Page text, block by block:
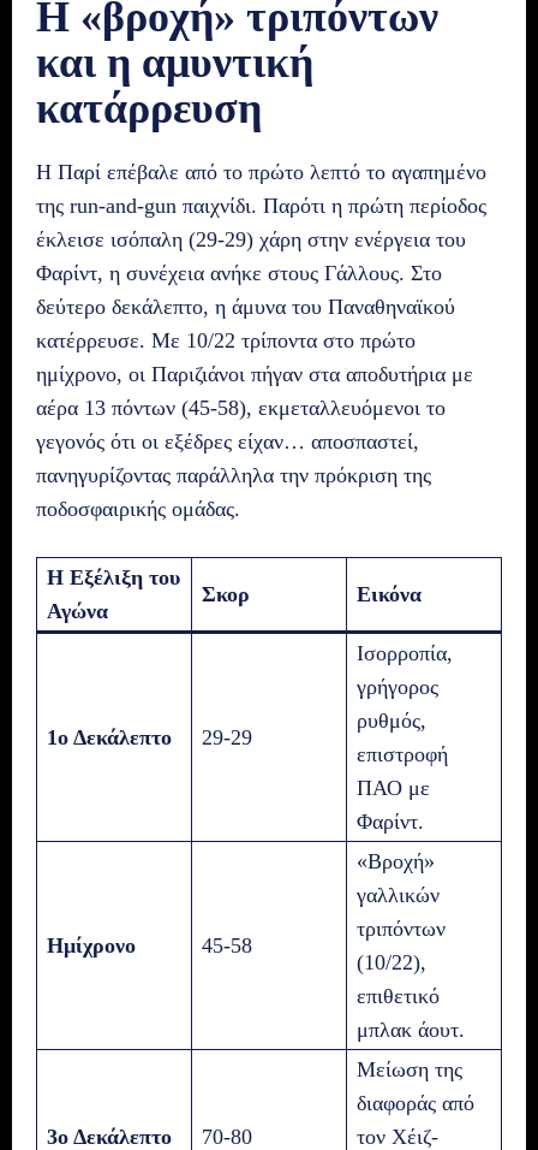
Η «βροχή» τριπόντων
και η αμυντική
κατάρρευση
Η Παρί επέβαλε από το πρώτο λεπτό το αγαπημένο
της run-and-gun παιχνίδι. Παρότι η πρώτη περίοδος
έκλεισε ισόπαλη (29-29) χάρη στην ενέργεια του
Φαρίντ, η συνέχεια ανήκε στους Γάλλους. Στο
δεύτερο δεκάλεπτο, η άμυνα του Παναθηναϊκού
κατέρρευσε. Με 10/22 τρίποντα στο πρώτο
ημίχρονο, οι Παριζιάνοι πήγαν στα αποδυτήρια με
αέρα 13 πόντων (45-58), εκμεταλλευόμενοι το
γεγονός ότι οι εξέδρες είχαν… αποσπαστεί,
πανηγυρίζοντας παράλληλα την πρόκριση της
ποδοσφαιρικής ομάδας.
Η Εξέλιξη του
Αγώνα
Σκορ Εικόνα
1ο Δεκάλεπτο 29-29
Ισορροπία,
γρήγορος
ρυθμός,
επιστροφή
ΠΑΟ με
Φαρίντ.
Ημίχρονο 45-58
«Βροχή»
γαλλικών
τριπόντων
(10/22),
επιθετικό
μπλακ άουτ.
3ο Δεκάλεπτο 70-80
Μείωση της
διαφοράς από
τον Χέιζ-